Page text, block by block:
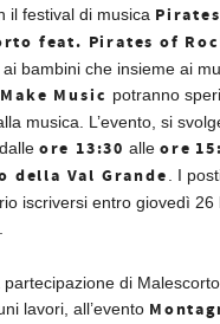
il festival di musica
feat. Pirates of
bambini che insieme ai
Music potranno
musica. L’evento, si
dalle ore 13:30 alleore
della Val Grande. I
iscriversi entro giovedì 26
di
lavori, all’evento